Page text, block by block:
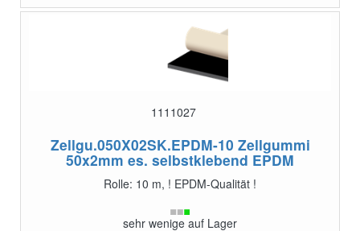
1111027
Zellgu.050X02SK.EPDM-10 Zellgummi
50x2mm es. selbstklebend EPDM
Rolle: 10 m, ! EPDM-Qualität !
sehr wenige auf Lager